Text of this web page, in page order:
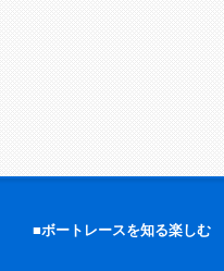
■ボートレースを知る楽しむ